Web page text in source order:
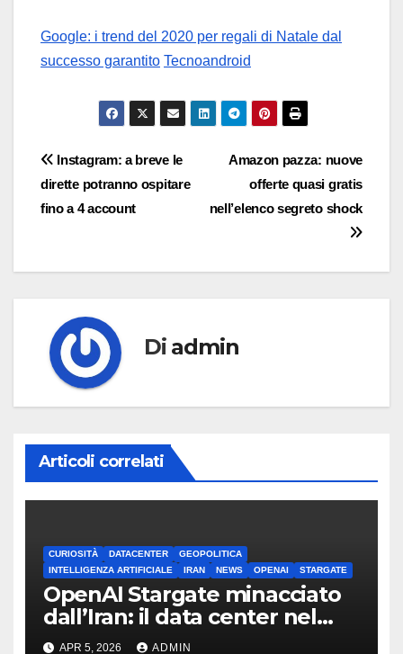
Google: i trend del 2020 per regali di Natale dal
successo garantito Tecnoandroid
Navigazione
articoli
Amazon pazza: nuove
offerte quasi gratis
nell’elenco segreto shock
Instagram: a breve le
dirette potranno ospitare
fino a 4 account
Di admin
Articoli correlati
CURIOSITÀ DATACENTER
GEOPOLITICA
INTELLIGENZA ARTIFICIALE
IRAN NEWS OPENAI STARGATE
OpenAI Stargate minacciato
dall’Iran: il data center nel
mirino
APR 5, 2026 ADMIN